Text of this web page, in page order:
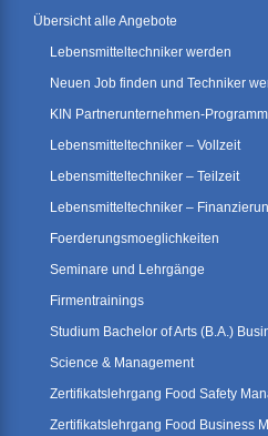
Übersicht alle Angebote
Lebensmitteltechniker werden
Neuen Job finden und Techniker
KIN Partnerunternehmen-
Lebensmitteltechniker – Vollzeit
Lebensmitteltechniker – Teilzeit
Lebensmitteltechniker –
Foerderungsmoeglichkeiten
Seminare und Lehrgänge
Firmentrainings
Studium Bachelor of Arts (B.A.)
Science & Management
Zertifikatslehrgang Food Safety
Zertifikatslehrgang Food Business